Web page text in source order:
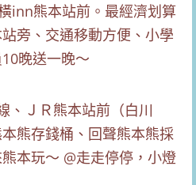
inn熊本站前。最經濟划算
旁、交通移動方便、小學
晚送一晚～